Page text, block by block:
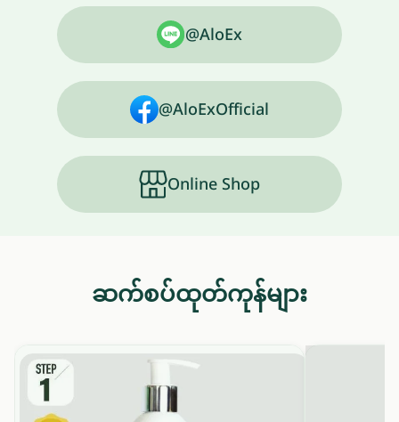
@AloEx
@AloExOfficial
Online Shop
ဆက်စပ်ထုတ်ကုန်များ